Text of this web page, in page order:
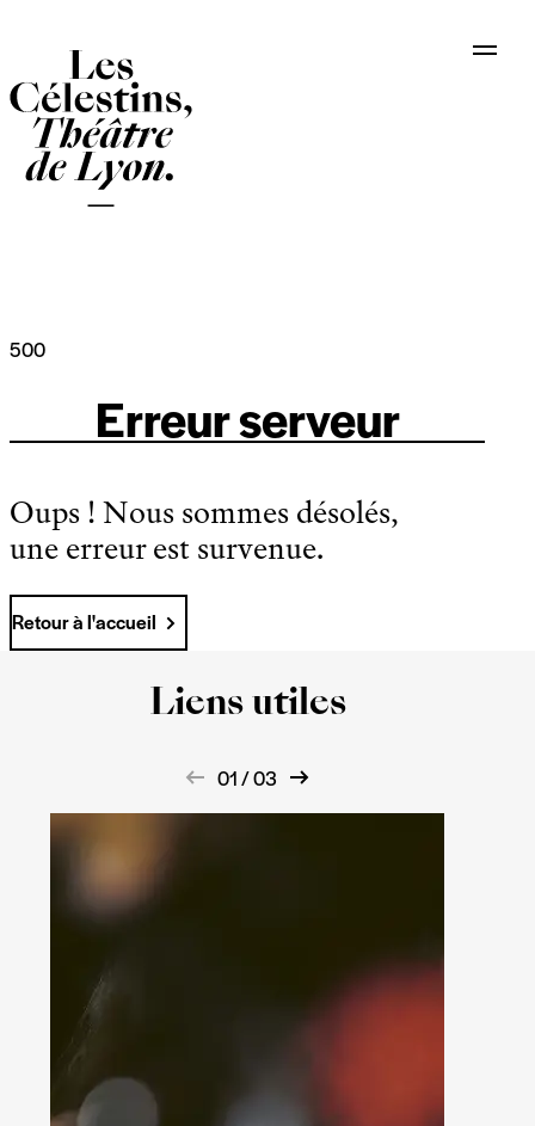
500
Erreur serveur
Oups ! Nous sommes désolés,
une erreur est survenue.
Retour à l'accueil
Liens utiles
01 / 03